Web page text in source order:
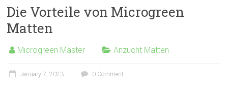
Die Vorteile von Microgreen
Matten
Microgreen Master Anzucht Matten
January 7, 2023 0 Comment